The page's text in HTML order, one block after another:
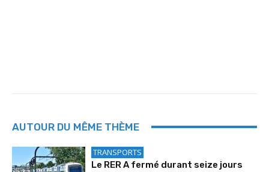
AUTOUR DU MÊME THÈME
TRANSPORTS
Le RER A fermé durant seize jours